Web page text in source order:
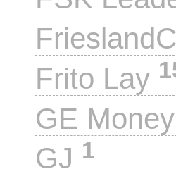
Frito Lay
GE
GJ 1